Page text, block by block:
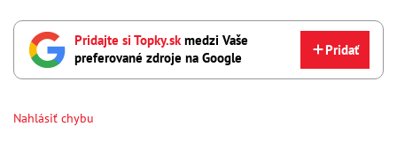
Pridajte si Topky.skmedzi Vaše
preferované zdroje na Google
Pridať
Nahlásiť chybu